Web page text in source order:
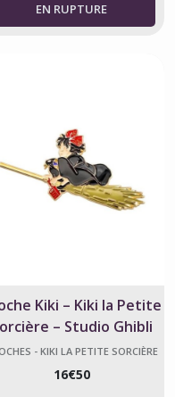
Kiki – Kiki la Petite
– Studio Ghibli
- KIKI LA PETITE SORCIÈRE
16€50